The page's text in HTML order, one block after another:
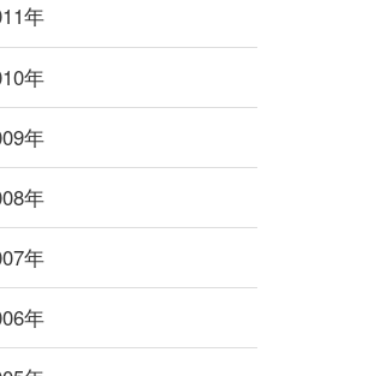
年
年
年
年
年
年